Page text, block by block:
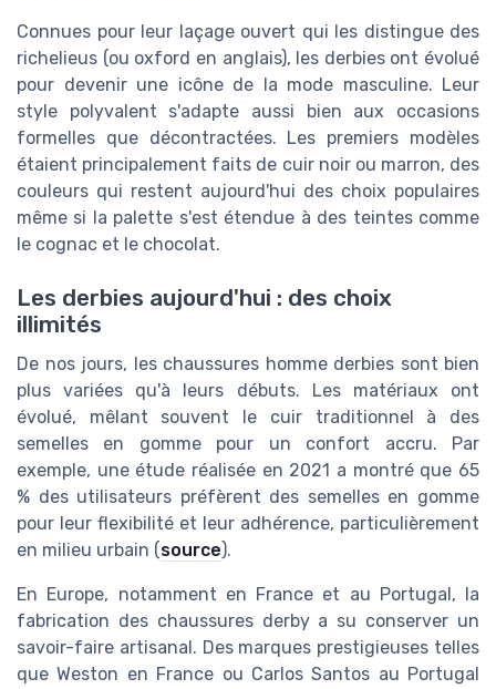
Connues pour leur laçage ouvert qui les distingue des
richelieus (ou oxford en anglais), les derbies ont évolué
pour devenir une icône de la mode masculine. Leur
style polyvalent s'adapte aussi bien aux occasions
formelles que décontractées. Les premiers modèles
étaient principalement faits de cuir noir ou marron, des
couleurs qui restent aujourd'hui des choix populaires
même si la palette s'est étendue à des teintes comme
le cognac et le chocolat.
Les derbies aujourd'hui : des choix
illimités
De nos jours, les chaussures homme derbies sont bien
plus variées qu'à leurs débuts. Les matériaux ont
évolué, mêlant souvent le cuir traditionnel à des
semelles en gomme pour un confort accru. Par
exemple, une étude réalisée en 2021 a montré que 65
% des utilisateurs préfèrent des semelles en gomme
pour leur flexibilité et leur adhérence, particulièrement
en milieu urbain (source).
En Europe, notamment en France et au Portugal, la
fabrication des chaussures derby a su conserver un
savoir-faire artisanal. Des marques prestigieuses telles
que Weston en France ou Carlos Santos au Portugal